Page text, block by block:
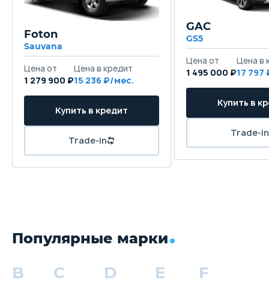
Foton
Sauvana
1 279 900 ₽15 236
GAC
GS5
1 495 000 ₽17 797
Популярные марки
B C D E F